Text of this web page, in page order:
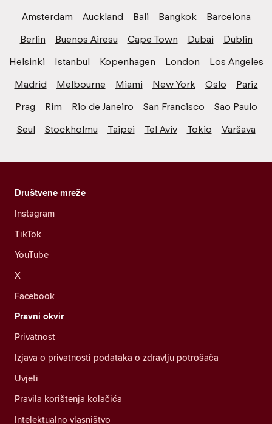
Amsterdam Auckland Bali Bangkok
Barcelona
Berlin
Buenos Airesu Cape Town Dubai
Dublin
Helsinki
Istanbul Kopenhagen London
Los Angeles
Madrid
Melbourne Miami New York Oslo
Pariz
Prag
Rim Rio de Janeiro San Francisco
Sao Paulo
Seul
Stockholmu Taipei Tel Aviv Tokio Varšava
Društvene mreže
Instagram
TikTok
YouTube
X
Facebook
Pravni okvir
Privatnost
Izjava o privatnosti podataka o zdravlju potrošača
Uvjeti
Pravila korištenja kolačića
Intelektualno vlasništvo